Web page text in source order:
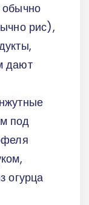
обычно
рис),
дают
под
огурца